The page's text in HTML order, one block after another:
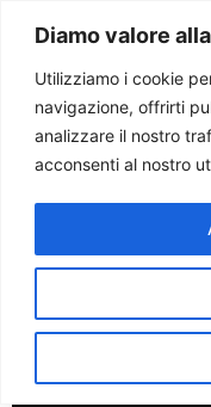
Diamo valore
Utilizziamo i cookie
navigazione, offrirti
analizzare il nostro
acconsenti al nostro
Paolo
Tag:
20 anni
Carlo
può